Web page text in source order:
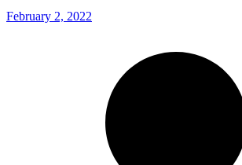
February 2, 2022